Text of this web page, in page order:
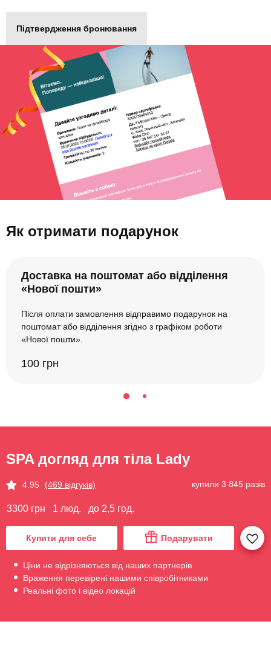
Підтвердження бронювання
Як отримати подарунок
Доставка на поштомат або відділення
«Нової пошти»
Після оплати замовлення відправимо подарунок на
поштомат або відділення згідно з графіком роботи
«Нової пошти».
100 грн
SPA догляд для тіла Lady
4.95 (469 відгуків) купили 3 845 разів
3300 грн 1 люд. до 2,5 год.
Купити для себе Подарувати
Ціни не відрізняються від наших партнерів
Враження перевірені нашими співробітниками
Реальні фото і відео локацій